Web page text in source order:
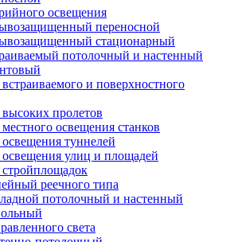
освещения
переносной
стационарный
потолочный и настенный
и поверхностного
пролетов
освещения станков
туннелей
улиц и площадей
реечного типа
потолочный и настенный
света